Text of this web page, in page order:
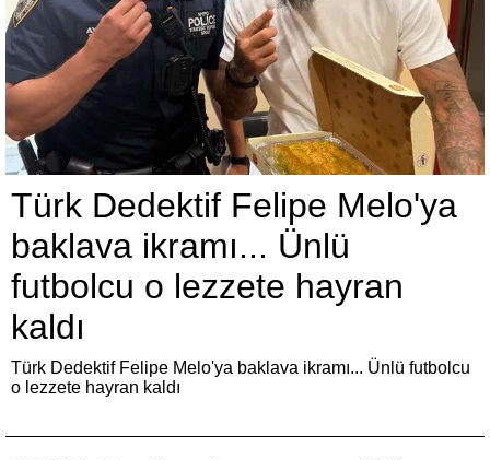
Türk Dedektif Felipe Melo'ya
baklava ikramı... Ünlü
futbolcu o lezzete hayran
kaldı
Türk Dedektif Felipe Melo'ya baklava ikramı... Ünlü futbolcu
o lezzete hayran kaldı